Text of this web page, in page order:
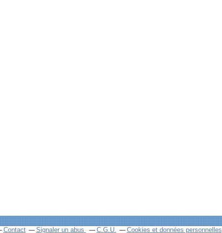
Contact Signaler un abus C.G.U. Cookies et données personnelles